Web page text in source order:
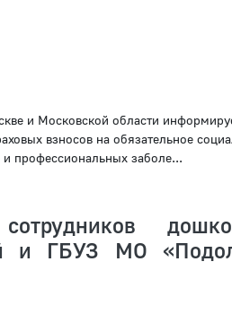
и Московской области
взносов на обязательное
и профессиональных заболе...
и ГБУЗ МО